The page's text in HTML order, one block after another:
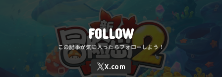
FOLLOW